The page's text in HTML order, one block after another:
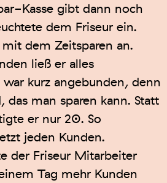
Kasse gibt dann noch
dem Friseur ein.
dem Zeitsparen an.
ließ er alles
kurz angebunden, denn
das man sparen kann. Statt
er nur 20. So
jeden Kunden.
der Friseur Mitarbeiter
Tag mehr Kunden